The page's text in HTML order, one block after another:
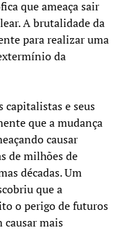
que ameaça sair
A brutalidade da
para realizar uma
da
capitalistas e seus
que a mudança
causar
de milhões de
décadas. Um
que a
o perigo de futuros
mais